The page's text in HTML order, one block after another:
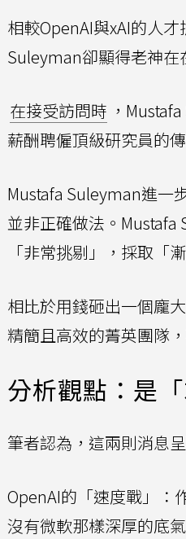
相較OpenAI與xAI的人
Suleyman卻顯得老神在
在接受訪問時 ，
薪酬聘僱頂級研究員的
Mustafa Suleyman進一
並非正確做法。
「非常挑剔」，採取「
相比於用錢砸出一個龐
精簡且高效的菁英團隊
分析觀點：是
筆者認為，這兩則消息
OpenAI的「速度戰」：
沒有微軟那樣深厚的底